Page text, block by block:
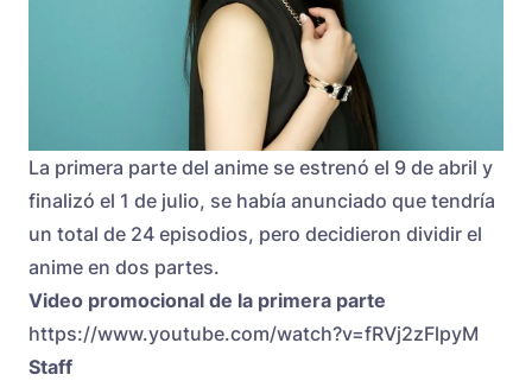
La primera parte del anime se estrenó el 9 de abril y
finalizó el 1 de julio, se había anunciado que tendría
un total de 24 episodios, pero decidieron dividir el
anime en dos partes.
Video promocional de la primera parte
https://www.youtube.com/watch?v=fRVj2zFlpyM
Staff